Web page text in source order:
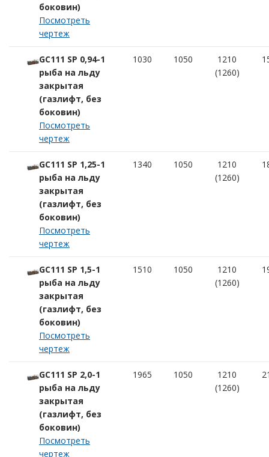
боковин)
Посмотреть
чертеж
GC111 SP 0,94-1
рыба на льду
закрытая
(газлифт, без
боковин)
Посмотреть
чертеж
1030 1050
1210
(1260)
GC111 SP 1,25-1
рыба на льду
закрытая
(газлифт, без
боковин)
Посмотреть
чертеж
1340 1050
1210
(1260)
GC111 SP 1,5-1
рыба на льду
закрытая
(газлифт, без
боковин)
Посмотреть
чертеж
1510 1050
1210
(1260)
GC111 SP 2,0-1
рыба на льду
закрытая
(газлифт, без
боковин)
Посмотреть
чертеж
1965 1050
1210
(1260)